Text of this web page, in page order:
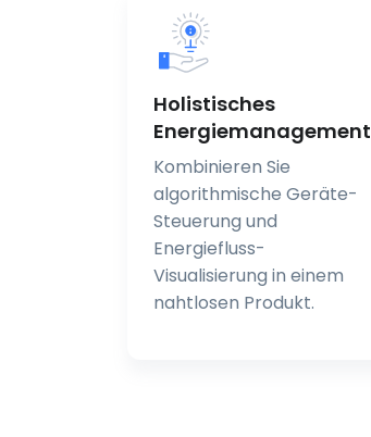
Holistisches
Energiemanagement
Kombinieren Sie
algorithmische Geräte-
Steuerung und
Energiefluss-
Visualisierung in einem
nahtlosen Produkt.